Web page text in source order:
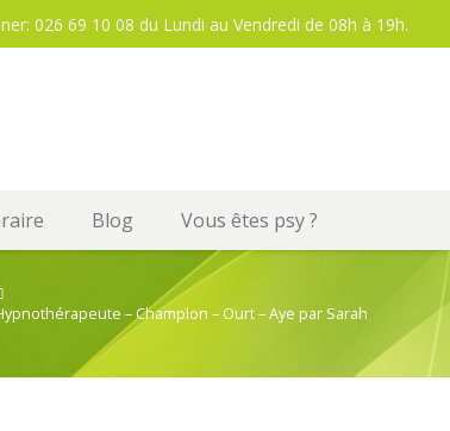
026 69 10 08 du Lundi au Vendredi de 08h à 19h.
Blog Vous êtes psy ?
– Champlon – Ourt – Aye par Sarah